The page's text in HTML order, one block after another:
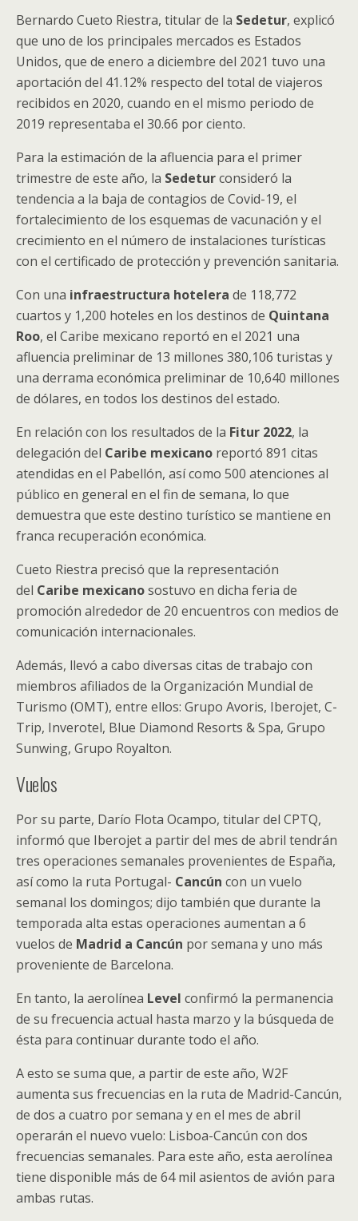
Bernardo Cueto Riestra, titular de la Sedetur, explicó
que uno de los principales mercados es Estados
Unidos, que de enero a diciembre del 2021 tuvo una
aportación del 41.12% respecto del total de viajeros
recibidos en 2020, cuando en el mismo periodo de
2019 representaba el 30.66 por ciento.
Para la estimación de la afluencia para el primer
trimestre de este año, la Sedeturconsideró la
tendencia a la baja de contagios de Covid-19, el
fortalecimiento de los esquemas de vacunación y el
crecimiento en el número de instalaciones turísticas
con el certificado de protección y prevención sanitaria.
Con una infraestructura hotelera de 118,772
cuartos y 1,200 hoteles en los destinos de Quintana
Roo, el Caribe mexicano reportó en el 2021 una
afluencia preliminar de 13 millones 380,106 turistas y
una derrama económica preliminar de 10,640 millones
de dólares, en todos los destinos del estado.
En relación con los resultados de la Fitur 2022, la
delegación del Caribe mexicano reportó 891 citas
atendidas en el Pabellón, así como 500 atenciones al
público en general en el fin de semana, lo que
demuestra que este destino turístico se mantiene en
franca recuperación económica.
Cueto Riestra precisó que la representación
del Caribe mexicanosostuvo en dicha feria de
promoción alrededor de 20 encuentros con medios de
comunicación internacionales.
Además, llevó a cabo diversas citas de trabajo con
miembros afiliados de la Organización Mundial de
Turismo (OMT), entre ellos: Grupo Avoris, Iberojet, C-
Trip, Inverotel, Blue Diamond Resorts & Spa, Grupo
Sunwing, Grupo Royalton.
Vuelos
Por su parte, Darío Flota Ocampo, titular del CPTQ,
informó que Iberojet a partir del mes de abril tendrán
tres operaciones semanales provenientes de España,
así como la ruta Portugal- Cancún con un vuelo
semanal los domingos; dijo también que durante la
temporada alta estas operaciones aumentan a 6
vuelos de Madrid a Cancún por semana y uno más
proveniente de Barcelona.
En tanto, la aerolínea Level confirmó la permanencia
de su frecuencia actual hasta marzo y la búsqueda de
ésta para continuar durante todo el año.
A esto se suma que, a partir de este año, W2F
aumenta sus frecuencias en la ruta de Madrid-Cancún,
de dos a cuatro por semana y en el mes de abril
operarán el nuevo vuelo: Lisboa-Cancún con dos
frecuencias semanales. Para este año, esta aerolínea
tiene disponible más de 64 mil asientos de avión para
ambas rutas.